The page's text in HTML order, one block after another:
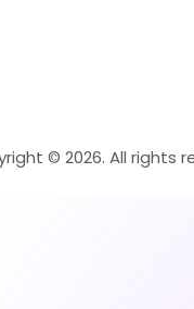
© 2026. All rights